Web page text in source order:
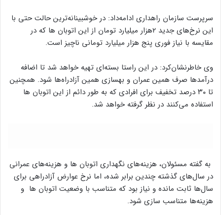
سرپرست سازمان راهداری ادامه‌داد: در خوشبینانه‌ترین حالت حتی با
این نرخ‌های جدید ۲هزار میلیارد تومان از این اتوبان ها که در
مقایسه با نیاز فوری پنج هزار میلیارد تومانی ناچیز است.
وی خاطرنشان‌کرد: در این راستا بسته‌ای تهیه خواهد شد تا اضافه
درآمدها صرف همین عمران و بهسازی همین آزادراه‌ها شود. همچنین
تا ۳۰ درصد تخفیف برای افرادی که به طور دائم از این اتوبان ها
استفاده می‌کنند در نظر گرفته خواهد شد.
به گفته مسئولان، هزینه‌های نگهداری اتوبان ها و هزینه‌های عمرانی
در سال‌های گذشته چندین برابر شده، اما نرخ عوارض آزادراهی برای
سال‌ها ثابت مانده و نیاز بود که متناسب با وضعیت اتوبان ها و
هزینه‌ها متناسب سازی شود.